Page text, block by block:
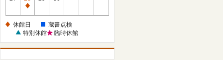
休
日
休館日
蔵書点検
特別休館
臨時休館